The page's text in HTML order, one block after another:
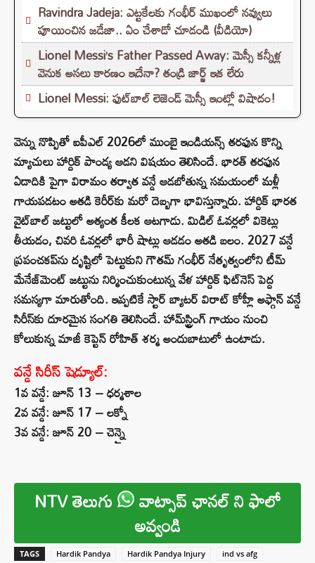
Ravindra Jadeja: ఎట్టకేలకు గంభీర్ ముఖంలో నవ్వులు
పూయించిన జడేజా.. ఏం చేశాడో చూడండి (వీడియో)
Lionel Messi’s Father Passed Away: మెస్సీ కన్నీళ్ల
వెనుక అసలు కారణం ఇదేనా? తండ్రి జార్జ్ ఇక లేరు
Lionel Messi: ఫుట్‌బాల్ లెజెండ్ మెస్సీ ఇంట్లో విషాదం!
వెన్ను నొప్పితో ఐపీఎల్‌ 2026లో ముంబై ఇండియన్స్ తరఫున కొన్ని
మ్యాచులు హార్దిక్ పాండ్య ఆడని విషయం తెలిసిందే. భారత్ తరఫున
ఏడాదికి పైగా విరామం తర్వాత వన్డే ఆడబోతున్న సమయంలో మళ్లీ
గాయపడటం అతడి కెరీర్‌కు మరో దెబ్బగా భావిస్తున్నారు. హార్దిక్ భారత
వైట్‌బాల్ జట్టులో అత్యంత కీలక ఆటగాడు. మిడిల్ ఓవర్లలో వికెట్లు
తీయడం, చివరి ఓవర్లలో భారీ షాట్లు ఆడడం అతడి బలం. 2027 వన్డే
ప్రపంచకప్‌ను దృష్టిలో పెట్టుకుని గౌతమ్ గంభీర్ నేతృత్వంలోని టీమ్
మేనేజ్‌మెంట్ జట్టును నిర్మించుకుంటున్న వేళ హార్దిక్ ఫిట్‌నెస్ పెద్ద
సమస్యగా మారుతోంది. ఇప్పటికే స్టార్ బ్యాటర్ విరాట్ కోహ్లీ అఫ్గాన్ వన్డే
సిరీస్‌కు దూరమైన సంగతి తెలిసిందే. హామ్‌స్ట్రింగ్ గాయం నుంచి
కోలుకున్న మాజీ కెప్టెన్ రోహిత్ శర్మ అందుబాటులో ఉంటాడు.
వన్డే సిరీస్ షెడ్యూల్:
1వ వన్డే: జూన్ 13 – ధర్మశాల
2వ వన్డే: జూన్ 17 – లక్నో
3వ వన్డే: జూన్ 20 – చెన్నై
NTV తెలుగు వాట్సాప్ ఛానల్ ని ఫాలో
అవ్వండి
TAGS Hardik Pandya Hardik Pandya Injury
ind vs afg